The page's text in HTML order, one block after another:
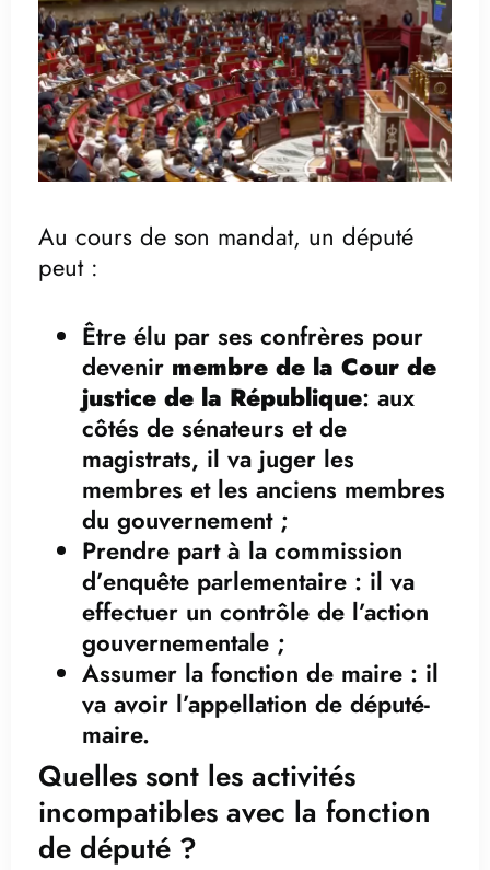
Au cours de son mandat, un député
peut :
Être élu par ses confrères pour
devenir membre de la Cour de
justice de la République: aux
côtés de sénateurs et de
magistrats, il va juger les
membres et les anciens membres
du gouvernement ;
Prendre part à la commission
d’enquête parlementaire : il va
effectuer un contrôle de l’action
gouvernementale ;
Assumer la fonction de maire : il
va avoir l’appellation de député-
maire.
Quelles sont les activités
incompatibles avec la fonction
de député ?